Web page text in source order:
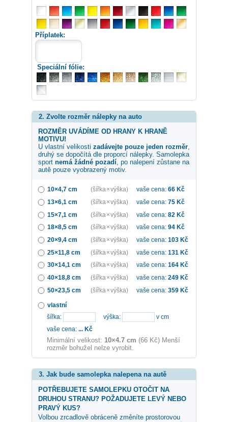
Příplatek:
Speciální fólie:
2. Zvolte rozměr nálepky na auto
ROZMĚR UVÁDÍME OD HRANY K HRANĚ
MOTIVU!
U vlastní velikosti zadávejte pouze jeden rozměr,
druhý se dopočítá dle proporcí nálepky. Samolepka
sport nemá žádné pozadí, po nalepení zůstane na
autě pouze vyobrazený motiv.
10×4,7 cm (šířka × výška) vaše cena: 66 Kč
13×6,1 cm
(šířka × výška) vaše cena: 75 Kč
15×7,1 cm
(šířka × výška) vaše cena: 82 Kč
18×8,5 cm
(šířka × výška) vaše cena: 94 Kč
20×9,4 cm
(šířka × výška) vaše cena: 103 Kč
25×11,8 cm
(šířka × výška) vaše cena: 131 Kč
30×14,1 cm
(šířka × výška) vaše cena: 164 Kč
40×18,8 cm
(šířka × výška) vaše cena: 249 Kč
50×23,5 cm
(šířka × výška) vaše cena: 359 Kč
vlastní
šířka:
výška:
v cm
vaše cena: ... Kč
Minimální velikost: 10×4.7 cm (66 Kč) Menší
rozměr bohužel nelze vyrobit.
3. Jak bude samolepka nalepena na autě
POTŘEBUJETE SAMOLEPKU OTOČIT NA
DRUHOU STRANU? POŽADUJETE LEVÝ NEBO
PRAVÝ KUS?
Volbou zrcadlově obráceně změníte prostorovou